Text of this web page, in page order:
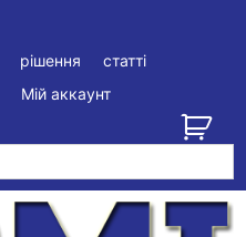
рішення
статті
Мій аккаунт